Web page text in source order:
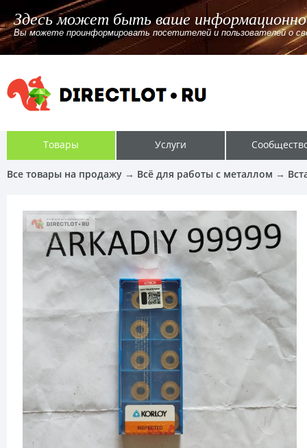
Здесь может быть ваше
Вы можете проинформировать посетителей и пользователей о
Товары Услуги
Все товары на продажу → Всё для работы с металлом →